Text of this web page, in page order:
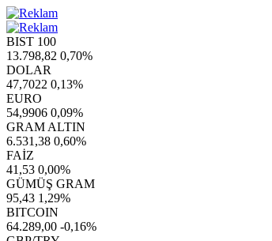
BIST 100
13.798,82 0,70%
DOLAR
47,7022 0,13%
EURO
54,9906 0,09%
GRAM ALTIN
6.531,38 0,60%
FAİZ
41,53 0,00%
GÜMÜŞ GRAM
95,43 1,29%
BITCOIN
64.289,00 -0,16%